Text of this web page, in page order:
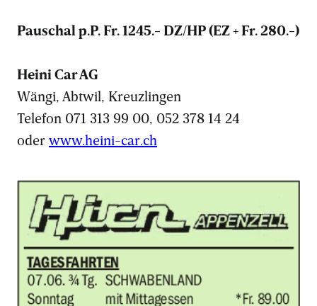
Pauschal p.P. Fr. 1245.- DZ/HP (EZ + Fr. 280.-)
Heini Car AG
Wängi, Abtwil, Kreuzlingen
Telefon 071 313 99 00, 052 378 14 24
oder www.heini-car.ch